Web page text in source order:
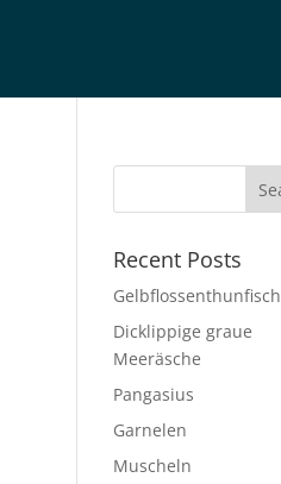
Recent Posts
Gelbflossenthunfisch
Dicklippige graue
Meeräsche
Pangasius
Garnelen
Muscheln